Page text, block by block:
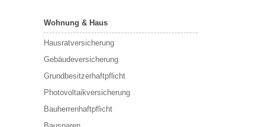
Wohnung & Haus
Hausratversicherung
Gebäudeversicherung
Grundbesitzerhaftpflicht
Photovoltaikversicherung
Bauherrenhaftpflicht